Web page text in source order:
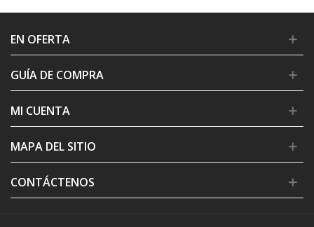
EN OFERTA
GUÍA DE COMPRA
MI CUENTA
MAPA DEL SITIO
CONTÁCTENOS